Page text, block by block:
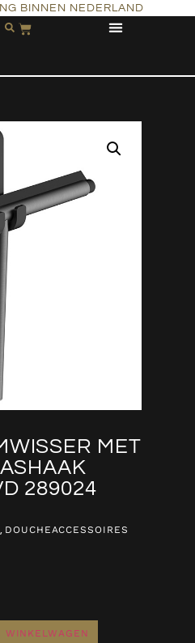
BINNEN NEDERLAND
MET
289024
, DOUCHEACCESSOIRES
WINKELWAGEN